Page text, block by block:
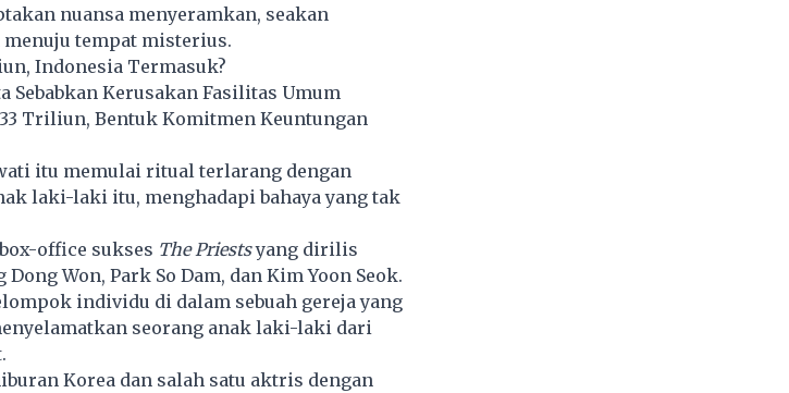
nuansa menyeramkan, seakan
tempat misterius.
Indonesia Termasuk?
Sebabkan Kerusakan Fasilitas Umum
Triliun, Bentuk Komitmen Keuntungan
itu memulai ritual terlarang dengan
laki-laki itu, menghadapi bahaya yang tak
office sukses The Priestsyang dirilis
Won, Park So Dam, dan Kim Yoon Seok.
individu di dalam sebuah gereja yang
seorang anak laki-laki dari
Korea dan salah satu aktris dengan